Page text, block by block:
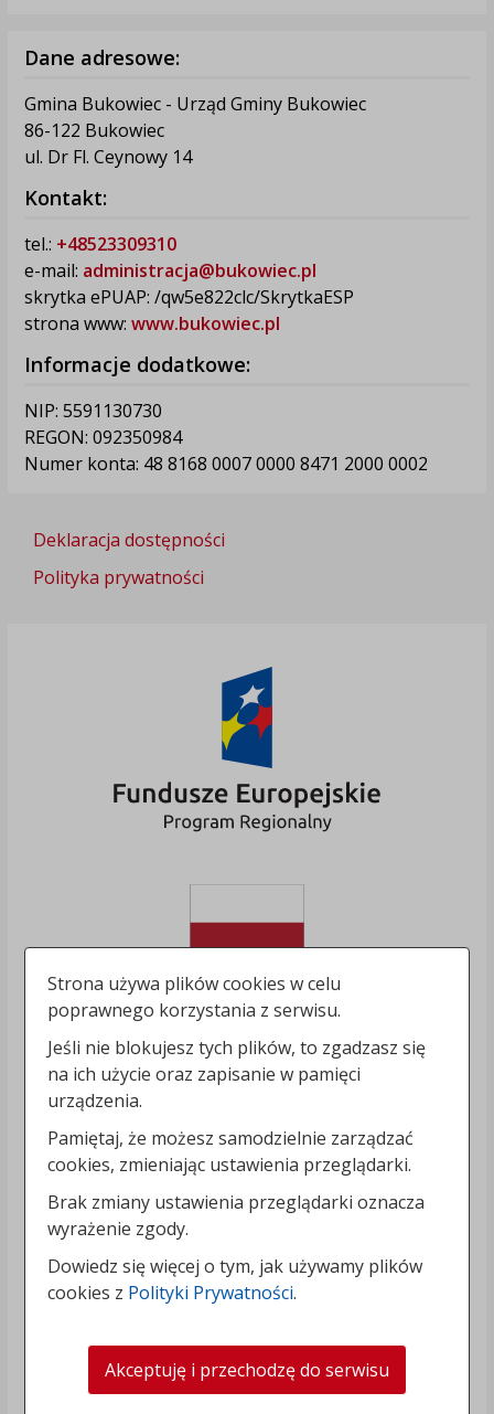
Dane adresowe:
Gmina Bukowiec - Urząd Gminy Bukowiec
86-122 Bukowiec
ul. Dr Fl. Ceynowy 14
Kontakt:
tel.: +48523309310
e-mail: administracja@bukowiec.pl
skrytka ePUAP: /qw5e822clc/SkrytkaESP
strona www: www.bukowiec.pl
Informacje dodatkowe:
NIP: 5591130730
REGON: 092350984
Numer konta: 48 8168 0007 0000 8471 2000 0002
Deklaracja dostępności
Polityka prywatności
Strona używa plików cookies w celu
poprawnego korzystania z serwisu.
Jeśli nie blokujesz tych plików, to zgadzasz się
na ich użycie oraz zapisanie w pamięci
urządzenia.
Pamiętaj, że możesz samodzielnie zarządzać
cookies, zmieniając ustawienia przeglądarki.
Brak zmiany ustawienia przeglądarki oznacza
wyrażenie zgody.
Dowiedz się więcej o tym, jak używamy plików
cookies z Polityki Prywatności.
Akceptuję i przechodzę do serwisu